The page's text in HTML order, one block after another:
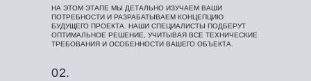
02.
НА ЭТОМ ЭТАПЕ МЫ ДЕТАЛЬНО ИЗУЧАЕМ ВАШИ
ПОТРЕБНОСТИ И РАЗРАБАТЫВАЕМ КОНЦЕПЦИЮ
БУДУЩЕГО ПРОЕКТА. НАШИ СПЕЦИАЛИСТЫ ПОДБЕРУТ
ОПТИМАЛЬНОЕ РЕШЕНИЕ, УЧИТЫВАЯ ВСЕ ТЕХНИЧЕСКИЕ
ТРЕБОВАНИЯ И ОСОБЕННОСТИ ВАШЕГО ОБЪЕКТА.